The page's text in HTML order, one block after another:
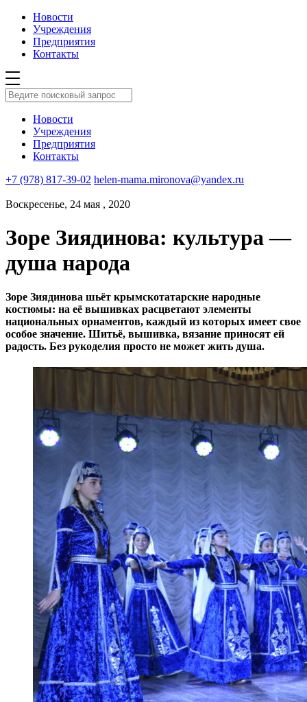
Новости
Учреждения
Предприятия
Контакты
Новости
Учреждения
Предприятия
Контакты
+7 (978) 817-39-02 helen-mama.mironova@yandex.ru
Воскресенье, 24 мая , 2020
Зоре Зиядинова: культура —
душа народа
Зоре Зиядинова шьёт крымскотатарские народные
костюмы: на её вышивках расцветают элементы
национальных орнаментов, каждый из которых имеет свое
особое значение. Шитьё, вышивка, вязание приносят ей
радость. Без рукоделия просто не может жить душа.